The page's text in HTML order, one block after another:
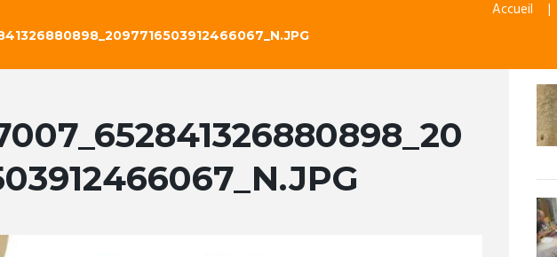
Accueil